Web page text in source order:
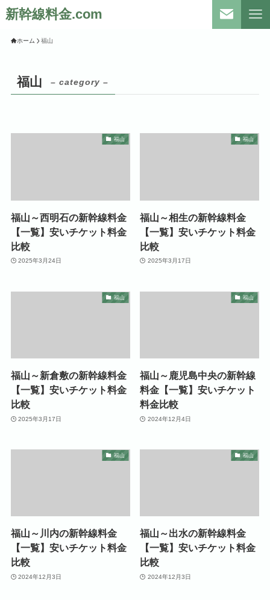
新幹線料金.com
ホーム 福山
福山 – category –
福山
福山～西明石の新幹線料金
【一覧】安いチケット料金
比較
2025年3月24日
福山
福山～相生の新幹線料金
【一覧】安いチケット料金
比較
2025年3月17日
福山
福山～新倉敷の新幹線料金
【一覧】安いチケット料金
比較
2025年3月17日
福山
福山～鹿児島中央の新幹線
料金【一覧】安いチケット
料金比較
2024年12月4日
福山
福山～川内の新幹線料金
【一覧】安いチケット料金
比較
2024年12月3日
福山
福山～出水の新幹線料金
【一覧】安いチケット料金
比較
2024年12月3日